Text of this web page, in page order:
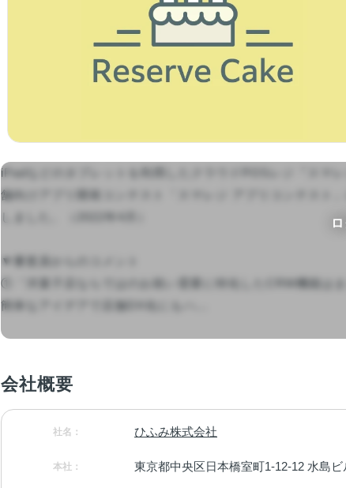
iPadなどのタブレットを利用したクラウドPOSレジ『スマ
舗向けアプリ開発コンテスト「スマレジ アプリコンテスト
▼審査員からのコメント
①「洋菓子店ならではのお祝い需要に特化したCRM機能は
簡単なアイデアで店舗DX化にもハ...
会社概要
社名： ひふみ株式会社
本社： 東京都中央区日本橋室町1-12-12 水島ビ